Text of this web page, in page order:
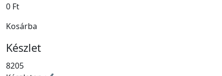
0 Ft
Kosárba
Készlet
8205